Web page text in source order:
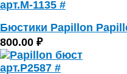
Бюстики Papillon
800.00 ₽